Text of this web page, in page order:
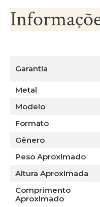
Garantia
Metal
Modelo
Formato
Gênero
Peso Aproximado
Altura Aproximada
Comprimento
Aproximado